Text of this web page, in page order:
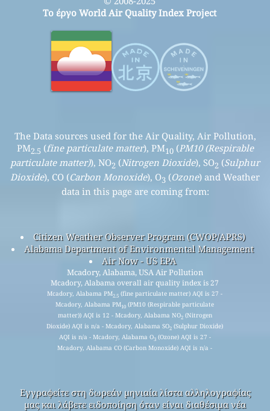
Το έργο World Air Quality Index Project
The Data sources used for the Air Quality, Air Pollution,
PM2.5 (fine particulate matter), PM10(PM10 (Respirable
particulate matter)), NO2 (Nitrogen Dioxide), SO2 (Sulphur
Dioxide), CO (Carbon Monoxide), O3 (Ozone) and Weather
data in this page are coming from:
Citizen Weather Observer Program (CWOP/APRS)
Alabama Department of Environmental Management
Air Now - US EPA
Mcadory, Alabama, USA Air Pollution
Mcadory, Alabama overall air quality index is 27
Mcadory, Alabama PM2.5 (fine particulate matter) AQI is 27 -
Mcadory, Alabama PM10 (PM10 (Respirable particulate
matter)) AQI is 12 - Mcadory, Alabama NO2(Nitrogen
Dioxide) AQI is n/a - Mcadory, Alabama SO2 (Sulphur Dioxide)
AQI is n/a - Mcadory, Alabama O3(Ozone) AQI is 27 -
Mcadory, Alabama CO (Carbon Monoxide) AQI is n/a -
Εγγραφείτε στη δωρεάν μηνιαία λίστα αλληλογραφίας
μας και λάβετε ειδοποίηση όταν είναι διαθέσιμα νέα